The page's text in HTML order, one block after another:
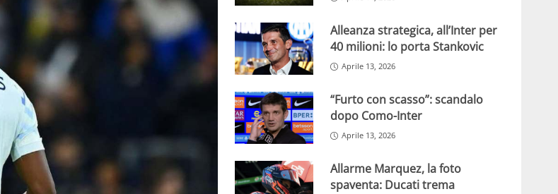
Alleanza strategica, all’Inter per
40 milioni: lo porta Stankovic
Aprile 13, 2026
“Furto con scasso”: scandalo
dopo Como-Inter
Aprile 13, 2026
Allarme Marquez, la foto
spaventa: Ducati trema